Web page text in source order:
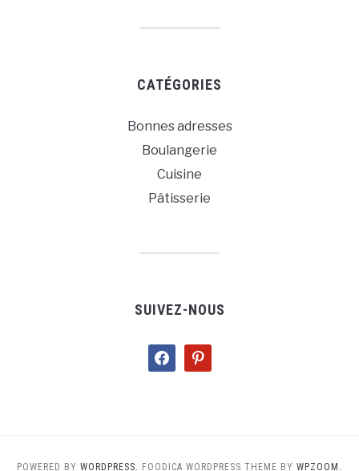
CATÉGORIES
Bonnes adresses
Boulangerie
Cuisine
Pâtisserie
SUIVEZ-NOUS
facebookpinterest
POWERED BY WORDPRESS. FOODICA WORDPRESS THEME BY WPZOOM.